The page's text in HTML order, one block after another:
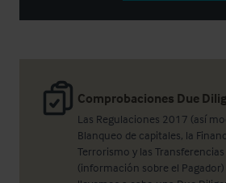
Comprobaciones Due
Las Regulaciones 2017 (así
Blanqueo de capitales, la
Terrorismo y las Transferencias
(información sobre el